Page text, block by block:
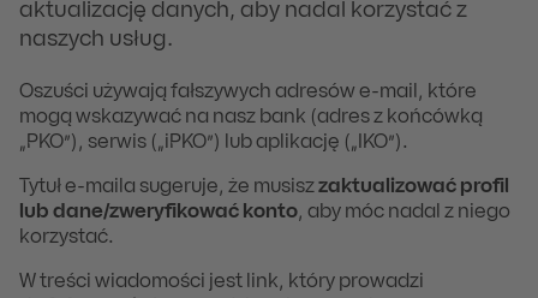
aktualizację danych, aby nadal korzystać z
naszych usług.
Oszuści używają fałszywych adresów e-mail, które
mogą wskazywać na nasz bank (adres z końcówką
„PKO”), serwis („iPKO”) lub aplikację („IKO”).
Tytuł e-maila sugeruje, że musisz zaktualizować profil
lub dane/zweryfikować konto, aby móc nadal z niego
korzystać.
W treści wiadomości jest link, który prowadzi